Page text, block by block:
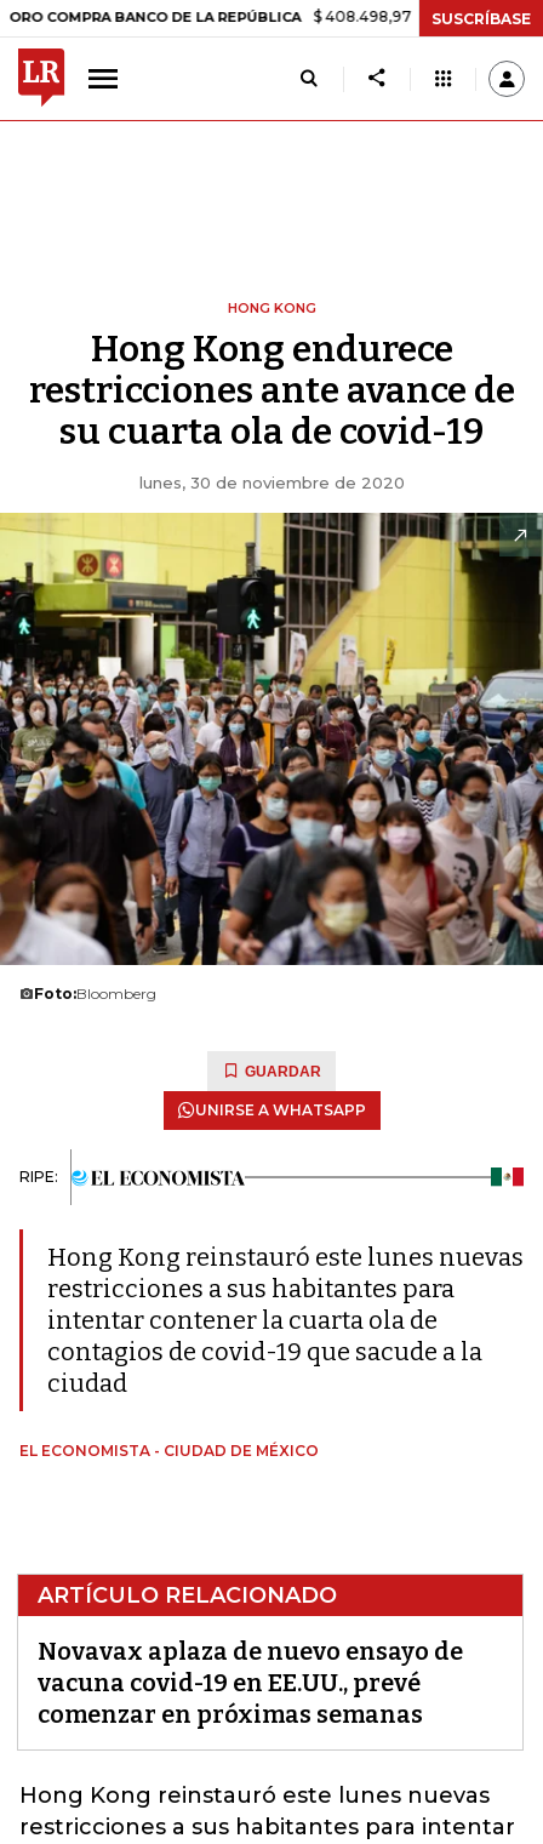
BANCO DE LA REPÚBLICA $ 408.498,97 +$ 8.753,81 +2,19%
SUSCRÍBASE
HONG KONG
Hong Kong endurece
restricciones ante avance de
su cuarta ola de covid-19
lunes, 30 de noviembre de 2020
Foto:Bloomberg
GUARDAR
UNIRSE A WHATSAPP
RIPE:
Hong Kong reinstauró este lunes nuevas
restricciones a sus habitantes para
intentar contener la cuarta ola de
contagios de covid-19 que sacude a la
ciudad
EL ECONOMISTA - CIUDAD DE MÉXICO
ARTÍCULO RELACIONADO
Novavax aplaza de nuevo ensayo de
vacuna covid-19 en EE.UU., prevé
comenzar en próximas semanas
Hong Kong reinstauró este lunes nuevas
restricciones a sus habitantes para intentar